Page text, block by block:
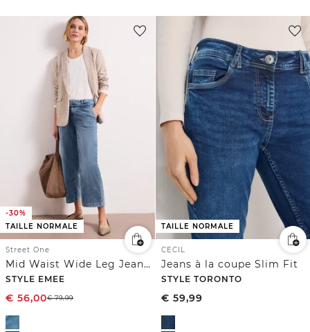
-30%
TAILLE NORMALE
Street One
Mid Waist Wide Leg Jeans en Loose Fit
STYLE EMEE
€ 56,00€79,99
TAILLE NORMALE
CECIL
Jeans à la coupe Slim Fit
STYLE TORONTO
€ 59,99